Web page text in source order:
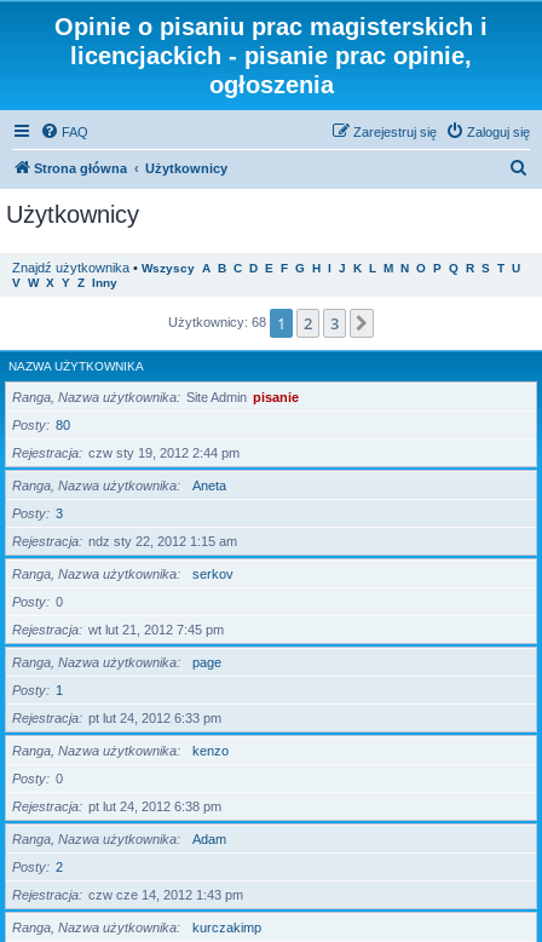
Opinie o pisaniu prac magisterskich i
licencjackich - pisanie prac opinie,
ogłoszenia
FAQ Zaloguj się
Zarejestruj się
Strona główna Użytkownicy
Użytkownicy
Znajdź użytkownika • Wszyscy A B C D E F G H I J K L M N O P Q R S T U
V W X Y Z Inny
Użytkownicy: 68 1 2 3
NAZWA UŻYTKOWNIKA
Ranga, Nazwa użytkownika Site Admin pisanie
Posty
80
Rejestracja
czw sty 19, 2012 2:44 pm
Ranga, Nazwa użytkownika
Aneta
Posty
3
Rejestracja
ndz sty 22, 2012 1:15 am
Ranga, Nazwa użytkownika
serkov
Posty
0
Rejestracja
wt lut 21, 2012 7:45 pm
Ranga, Nazwa użytkownika
page
Posty
1
Rejestracja
pt lut 24, 2012 6:33 pm
Ranga, Nazwa użytkownika
kenzo
Posty
0
Rejestracja
pt lut 24, 2012 6:38 pm
Ranga, Nazwa użytkownika
Adam
Posty
2
Rejestracja
czw cze 14, 2012 1:43 pm
Ranga, Nazwa użytkownika
kurczakimp